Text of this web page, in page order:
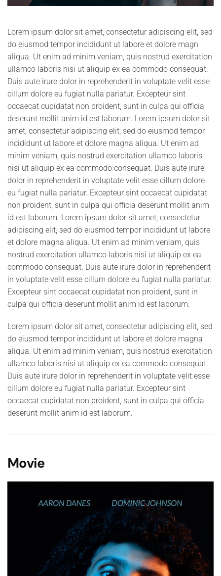
Lorem ipsum dolor sit amet, consectetur adipiscing elit, sed
do eiusmod tempor incididunt ut labore et dolore magn
aliqua. Ut enim ad minim veniam, quis nostrud exercitation
ullamco laboris nisi ut aliquip ex ea commodo consequat.
Duis aute irure dolor in reprehenderit in voluptate velit esse
cillum dolore eu fugiat nulla pariatur. Excepteur sint
occaecat cupidatat non proident, sunt in culpa qui officia
deserunt mollit anim id est laborum. Lorem ipsum dolor sit
amet, consectetur adipiscing elit, sed do eiusmod tempor
incididunt ut labore et dolore magna aliqua. Ut enim ad
minim veniam, quis nostrud exercitation ullamco laboris
nisi ut aliquip ex ea commodo consequat. Duis aute irure
dolor in reprehenderit in voluptate velit esse cillum dolore
eu fugiat nulla pariatur. Excepteur sint occaecat cupidatat
non proident, sunt in culpa qui officia deserunt mollit anim
id est laborum. Lorem ipsum dolor sit amet, consectetur
adipiscing elit, sed do eiusmod tempor incididunt ut labore
et dolore magna aliqua. Ut enim ad minim veniam, quis
nostrud exercitation ullamco laboris nisi ut aliquip ex ea
commodo consequat. Duis aute irure dolor in reprehenderit
in voluptate velit esse cillum dolore eu fugiat nulla pariatur.
Excepteur sint occaecat cupidatat non proident, sunt in
culpa qui officia deserunt mollit anim id est laborum.
Lorem ipsum dolor sit amet, consectetur adipiscing elit, sed
do eiusmod tempor incididunt ut labore et dolore magna
aliqua. Ut enim ad minim veniam, quis nostrud exercitation
ullamco laboris nisi ut aliquip ex ea commodo consequat.
Duis aute irure dolor in reprehenderit in voluptate velit esse
cillum dolore eu fugiat nulla pariatur. Excepteur sint
occaecat cupidatat non proident, sunt in culpa qui officia
deserunt mollit anim id est laborum.
Movie